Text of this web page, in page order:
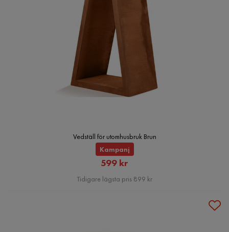
Vedställ för utomhusbruk Brun
Kampanj
Rabatterat
Pris
599 kr
Tidigare lägsta pris 899 kr